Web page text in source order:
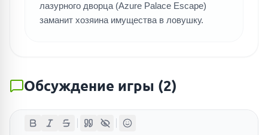
лазурного дворца (Azure Palace Escape)
заманит хозяина имущества в ловушку.
Обсуждение игры (2)